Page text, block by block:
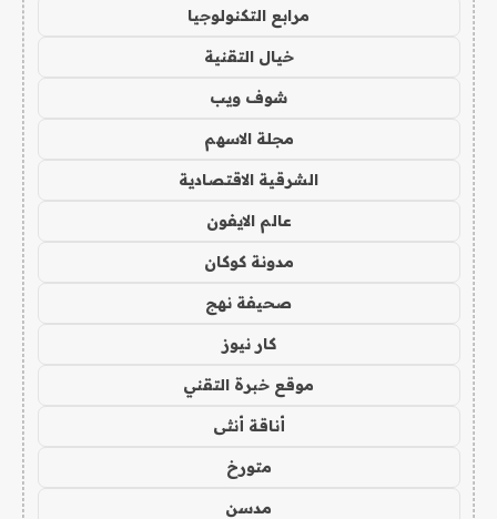
مرابع التكنولوجيا
خيال التقنية
شوف ويب
مجلة الاسهم
الشرقية الاقتصادية
عالم الايفون
مدونة كوكان
صحيفة نهج
كار نيوز
موقع خبرة التقني
أناقة أنثى
متورخ
مدسن